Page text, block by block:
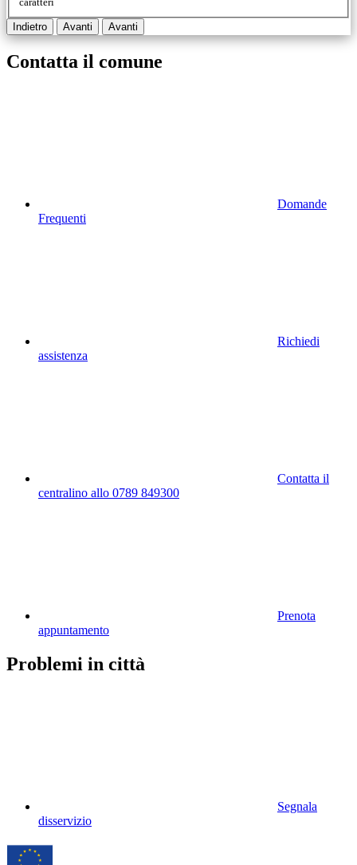
Indietro Avanti Avanti
Contatta il comune
Domande
Frequenti
Richiedi
assistenza
Contatta il
centralino allo 0789 849300
Prenota
appuntamento
Problemi in città
Segnala
disservizio